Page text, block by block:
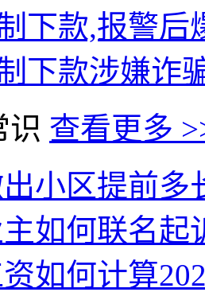
下款,报警后
下款涉嫌诈
识 查看更多
小区提前多
如何联名起
如何计算